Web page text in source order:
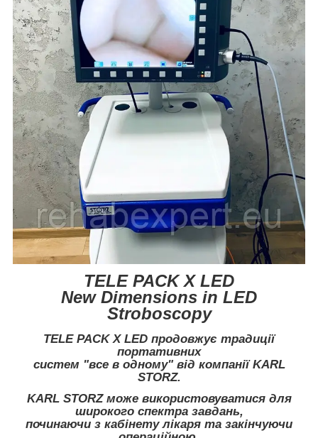
TELE PACK X LED
New Dimensions in LED
Stroboscopy
TELE PACK X LED продовжує традиції
портативних
систем "все в одному" від компанії KARL
STORZ.
KARL STORZ може використовуватися для
широкого спектра завдань,
починаючи з кабінету лікаря та закінчуючи